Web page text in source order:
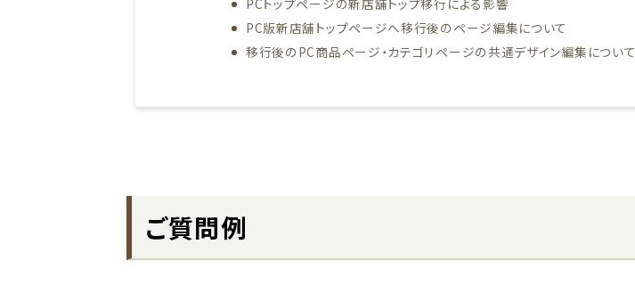
PCトップページの新店舗トップ移行による影響
PC版新店舗トップページへ移行後のページ編集について
移行後のPC商品ページ・カテゴリページの共通デザイン編集について
ご質問例